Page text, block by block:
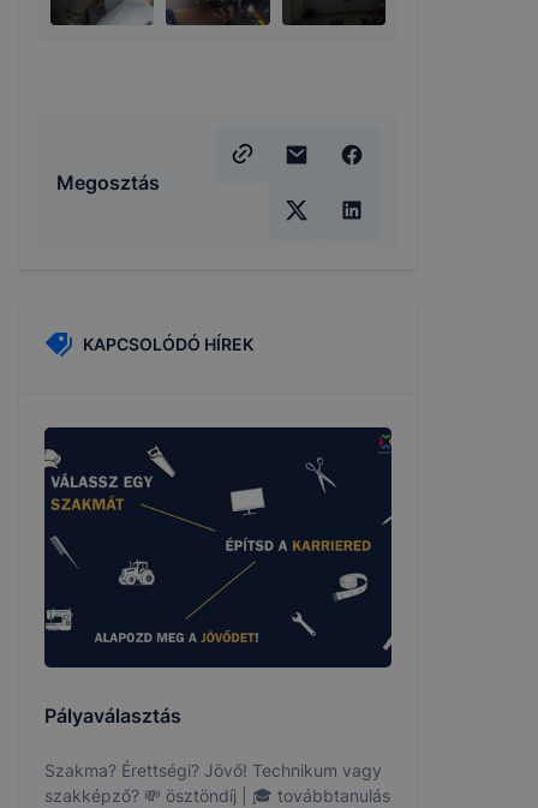
Megosztás
KAPCSOLÓDÓ HÍREK
Pályaválasztás
Szakma? Érettségi? Jövő! Technikum vagy
szakképző? 💸 ösztöndíj | 🎓 továbbtanulás